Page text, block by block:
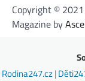
Copyright ©
Magazine by
Rodina247.cz|